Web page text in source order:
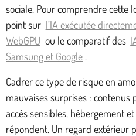
sociale. Pour comprendre cette
point sur l’IA exécutée
WebGPU ou le comparatif des
Samsung et Google .
Cadrer ce type de risque en
mauvaises surprises : contenus
accès sensibles, hébergement
répondent. Un regard extérieur